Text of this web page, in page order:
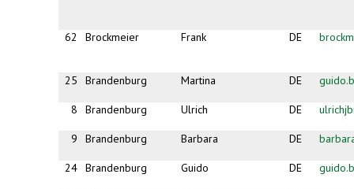
62 Brockmeier Frank DE
25 Brandenburg Martina DE
8 Brandenburg Ulrich DE
9 Brandenburg Barbara DE
24 Brandenburg Guido DE